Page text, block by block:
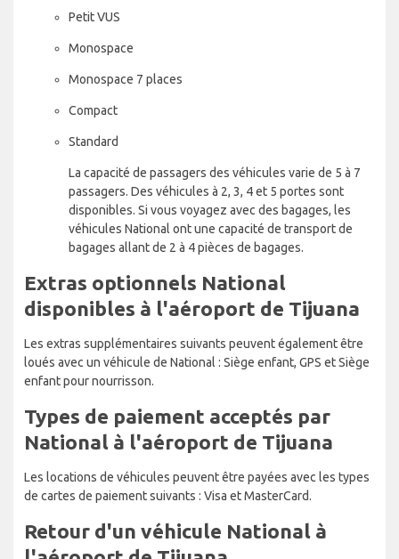
Petit VUS
Monospace
Monospace 7 places
Compact
Standard
La capacité de passagers des véhicules varie de 5 à 7
passagers. Des véhicules à 2, 3, 4 et 5 portes sont
disponibles. Si vous voyagez avec des bagages, les
véhicules National ont une capacité de transport de
bagages allant de 2 à 4 pièces de bagages.
Extras optionnels National
disponibles à l'aéroport de Tijuana
Les extras supplémentaires suivants peuvent également être
loués avec un véhicule de National : Siège enfant, GPS et Siège
enfant pour nourrisson.
Types de paiement acceptés par
National à l'aéroport de Tijuana
Les locations de véhicules peuvent être payées avec les types
de cartes de paiement suivants : Visa et MasterCard.
Retour d'un véhicule National à